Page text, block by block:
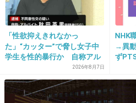
ノリさんは芸風嫌われてる
これから役者としてやって
ね。
+91
14. 匿名2018/04/16(月) 10:11:42
「性欲抑えきれなかっ
た」“カッター”で脅し女子中
学生を性的暴行か 自称アル
バイトの56歳男を逮捕 千葉
2026年8月7日
NHK
→異
ず
明”
かな
題点